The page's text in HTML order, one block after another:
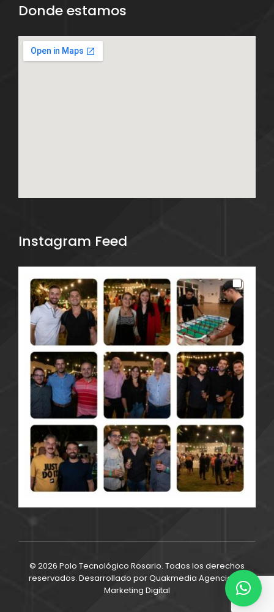
Donde estamos
Instagram Feed
© 2026 Polo Tecnológico Rosario. Todos los derechos
reservados. Desarrollado porQuakmedia Agencia de
Marketing Digital